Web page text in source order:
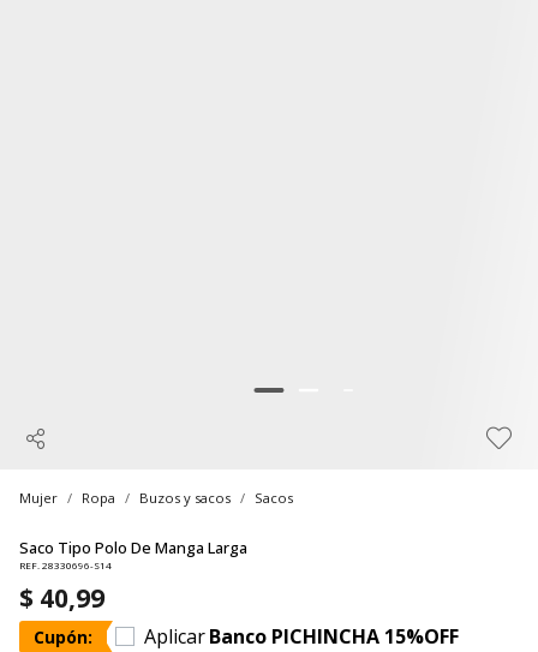
Mujer Ropa Buzos y sacos Sacos
Saco Tipo Polo De Manga Larga
REF. 28330696-S14
$ 40,99
Cupón: AplicarBanco PICHINCHA 15%OFF